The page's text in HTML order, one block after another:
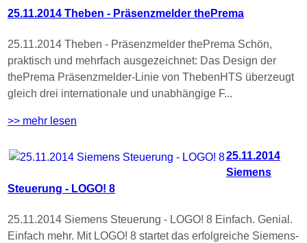
25.11.2014 Theben - Präsenzmelder thePrema
25.11.2014 Theben - Präsenzmelder thePrema Schön,
praktisch und mehrfach ausgezeichnet: Das Design der
thePrema Präsenzmelder-Linie von ThebenHTS überzeugt
gleich drei internationale und unabhängige F...
>> mehr lesen
25.11.2014
Siemens
Steuerung - LOGO! 8
25.11.2014 Siemens Steuerung - LOGO! 8 Einfach. Genial.
Einfach mehr. Mit LOGO! 8 startet das erfolgreiche Siemens-